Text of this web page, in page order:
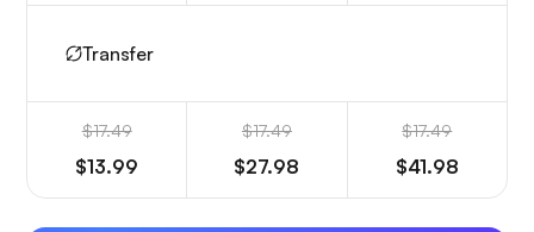
Transfer
$17.49
$13.99
$17.49
$27.98
$17.49
$41.98